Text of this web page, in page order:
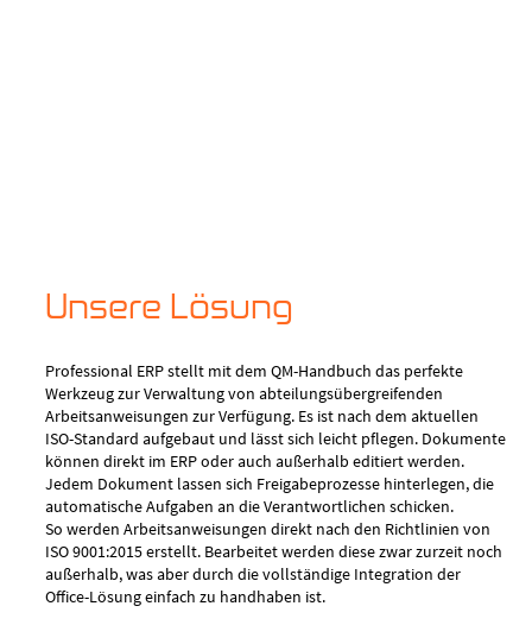
Unsere Lösung
Professional ERP stellt mit dem QM-Handbuch das perfekte
Werkzeug zur Verwaltung von abteilungsübergreifenden
Arbeitsanweisungen zur Verfügung. Es ist nach dem aktuellen
ISO-Standard aufgebaut und lässt sich leicht pflegen. Dokumente
können direkt im ERP oder auch außerhalb editiert werden.
Jedem Dokument lassen sich Freigabeprozesse hinterlegen, die
automatische Aufgaben an die Verantwortlichen schicken.
So werden Arbeitsanweisungen direkt nach den Richtlinien von
ISO 9001:2015 erstellt. Bearbeitet werden diese zwar zurzeit noch
außerhalb, was aber durch die vollständige Integration der
Office-Lösung einfach zu handhaben ist.